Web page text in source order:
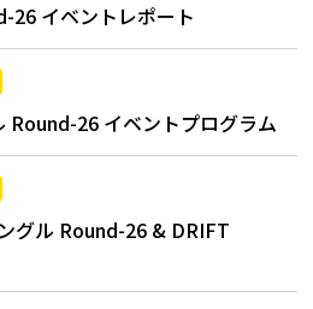
26 イベントレポート
Round-26 イベントプログラム
グル Round-26 & DRIFT